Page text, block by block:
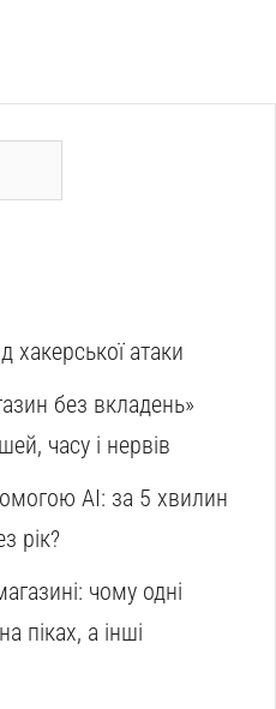
хакерської атаки
без вкладень»
часу і нервів
AI: за 5 хвилин
рік?
чому одні
піках, а інші